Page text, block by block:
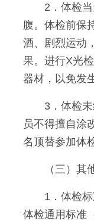
2．体检
腹。体检前保
酒、剧烈运动
果。进行X光
器材，以免发
3．体检
员不得擅自涂
名顶替参加体
（三）其
1．体检
体检通用标准